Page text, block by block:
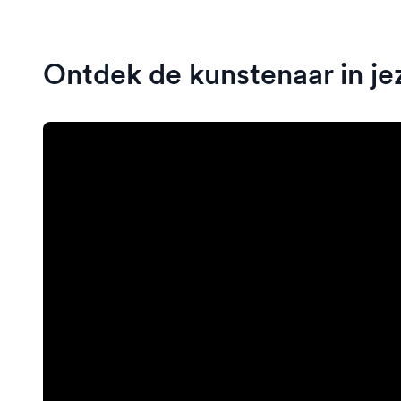
Ontdek de kunstenaar in